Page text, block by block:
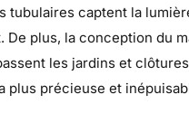
tubulaires captent la
De plus, la conception du
les jardins et
plus précieuse et